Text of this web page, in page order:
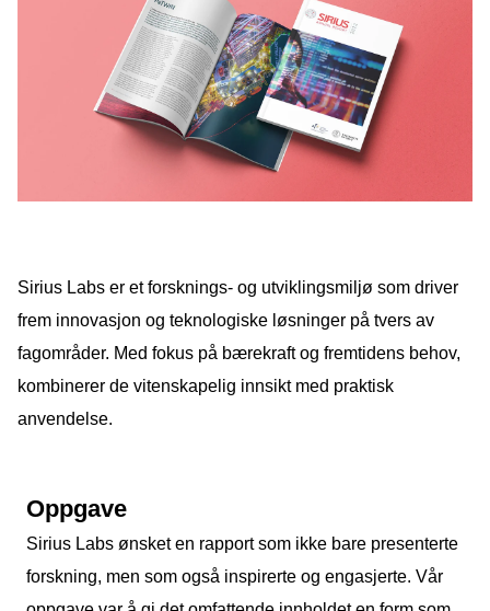
Arbeider
Podcast
Kontakt
Sirius Labs er et forsknings- og utviklingsmiljø som driver
frem innovasjon og teknologiske løsninger på tvers av
fagområder. Med fokus på bærekraft og fremtidens behov,
kombinerer de vitenskapelig innsikt med praktisk
anvendelse.
Oppgave
Sirius Labs ønsket en rapport som ikke bare presenterte
forskning, men som også inspirerte og engasjerte. Vår